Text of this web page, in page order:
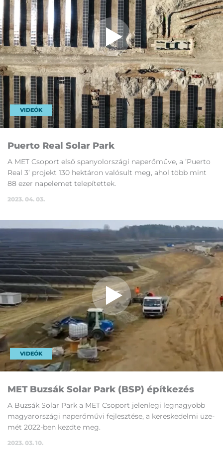
VIDEÓK
Pu­er­to Re­al So­lar Park
A MET Cso­port el­ső spa­nyol­or­szá­gi nap­erő­mű­ve, a ’Puer­to
Re­al 3’ pro­jekt 130 hek­tá­ron va­ló­sult meg, ahol több mint
88 ezer nap­ele­met te­le­pí­tet­tek.
2023. 04. 03.
VIDEÓK
MET Bu­zsák So­lar Park (BSP) épít­ke­zés
A Bu­zsák So­lar Park a MET Cso­port je­len­le­gi leg­na­gyobb
ma­gyar­or­szá­gi nap­erő­mű­vi fej­lesz­té­se, a ke­res­ke­del­mi üze­
mét 2022-ben kezd­te meg.
2023. 03. 10.